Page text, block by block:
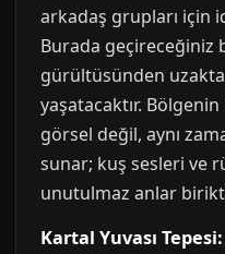
arkadaş grupları için
Burada geçireceğiniz
gürültüsünden
yaşatacaktır.
görsel değil, aynı
sunar; kuş sesleri ve
unutulmaz anlar
Kartal Yuvası